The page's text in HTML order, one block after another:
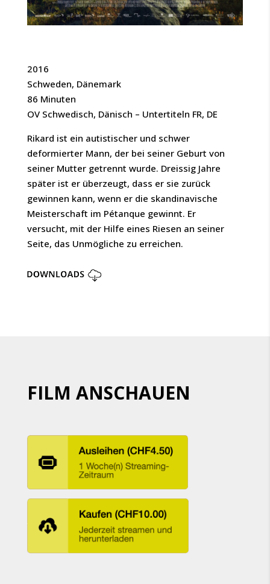
2016
Schweden, Dänemark
86 Minuten
OV Schwedisch, Dänisch – Untertiteln FR, DE
Rikard ist ein autistischer und schwer
deformierter Mann, der bei seiner Geburt von
seiner Mutter getrennt wurde. Dreissig Jahre
später ist er überzeugt, dass er sie zurück
gewinnen kann, wenn er die skandinavische
Meisterschaft im Pétanque gewinnt. Er
versucht, mit der Hilfe eines Riesen an seiner
Seite, das Unmögliche zu erreichen.
FILM ANSCHAUEN